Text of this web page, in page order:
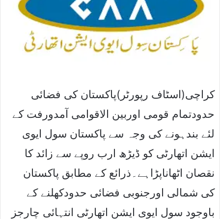
کراچی(اسٹاف رپورٹر)پاکستان کی فضائی
حدودتمام قومی اوربین الاقوامی آمدورفت کے
لئے بندہونے کی وجہ سے پاکستان سول ایوی
ایشن اتھارٹی کو ڈیڑھ ارب روپے سے زائد کا
نقصان اٹھاناپڑاہے۔ذرائع کے مطابق پاکستان
کی شمالی اورجنوبی فضائی حدودکھلنے کے
باوجود سول ایوی ایشن اتھارٹی انتہائی چارجز